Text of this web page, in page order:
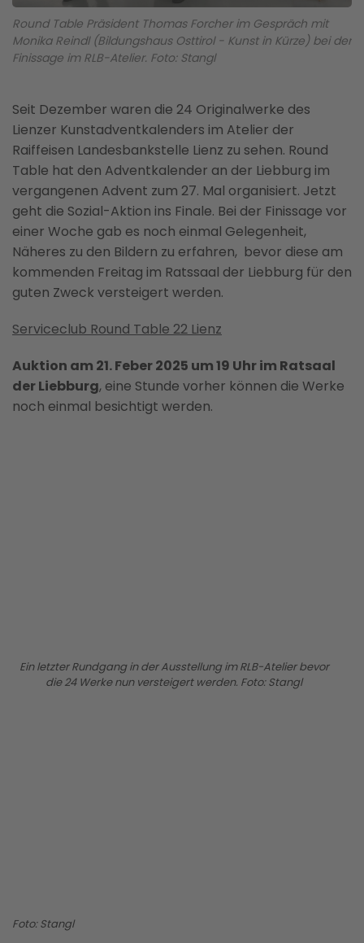
Round Table Präsident Thomas Forcher im Gespräch mit
Monika Reindl (Bildungshaus Osttirol - Kunst in Kürze) bei der
Finissage im RLB-Atelier. Foto: Stangl
Seit Dezember waren die 24 Originalwerke des
Lienzer Kunstadventkalenders im Atelier der
Raiffeisen Landesbankstelle Lienz zu sehen. Round
Table hat den Adventkalender an der Liebburg im
vergangenen Advent zum 27. Mal organisiert. Jetzt
geht die Sozial-Aktion ins Finale. Bei der Finissage vor
einer Woche gab es noch einmal Gelegenheit,
Näheres zu den Bildern zu erfahren, bevor diese am
kommenden Freitag im Ratssaal der Liebburg für den
guten Zweck versteigert werden.
Serviceclub Round Table 22 Lienz
Auktion am 21. Feber 2025 um 19 Uhr im Ratsaal
der Liebburg, eine Stunde vorher können die Werke
noch einmal besichtigt werden.
Ein letzter Rundgang in der Ausstellung im RLB-Atelier bevor
die 24 Werke nun versteigert werden. Foto: Stangl
Foto: Stangl